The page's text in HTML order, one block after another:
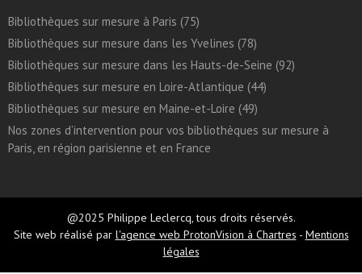
Bibliothèques sur mesure à Paris (75)
Bibliothèques sur mesure dans les Yvelines (78)
Bibliothèques sur mesure dans les Hauts-de-Seine (92)
Bibliothèques sur mesure en Loire-Atlantique (44)
Bibliothèques sur mesure en Maine-et-Loire (49)
Nos zones d’intervention pour vos bibliothèques sur mesure à
Paris, en région parisienne et en France
@2025 Philippe Leclercq, tous droits réservés.
Site web réalisé par l'agence web ProtonVision à Chartres - Mentions
légales